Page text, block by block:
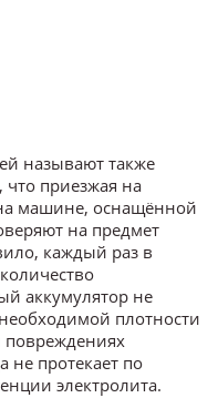
называют также
приезжая на
машине, оснащённой
на предмет
каждый раз в
аккумулятор не
плотности
повреждениях
не протекает по
электролита.